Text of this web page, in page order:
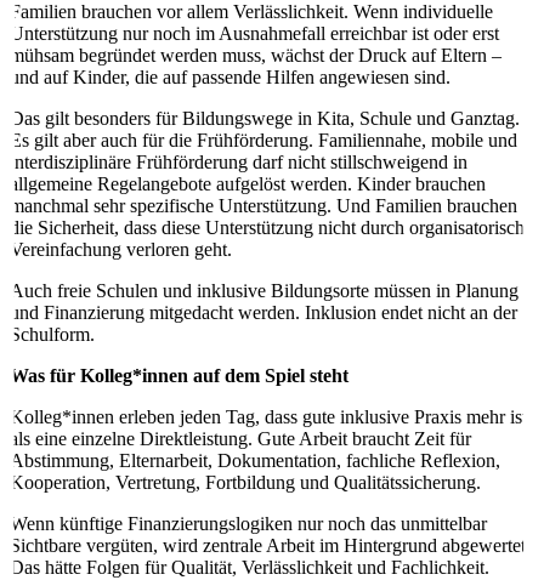
Familien brauchen vor allem Verlässlichkeit. Wenn individuelle
Unterstützung nur noch im Ausnahmefall erreichbar ist oder erst
mühsam begründet werden muss, wächst der Druck auf Eltern –
und auf Kinder, die auf passende Hilfen angewiesen sind.
Das gilt besonders für Bildungswege in Kita, Schule und Ganztag.
Es gilt aber auch für die Frühförderung. Familiennahe, mobile und
interdisziplinäre Frühförderung darf nicht stillschweigend in
allgemeine Regelangebote aufgelöst werden. Kinder brauchen
manchmal sehr spezifische Unterstützung. Und Familien brauchen
die Sicherheit, dass diese Unterstützung nicht durch organisatorische
Vereinfachung verloren geht.
Auch freie Schulen und inklusive Bildungsorte müssen in Planung
und Finanzierung mitgedacht werden. Inklusion endet nicht an der
Schulform.
Was für Kolleg*innen auf dem Spiel steht
Kolleg*innen erleben jeden Tag, dass gute inklusive Praxis mehr ist
als eine einzelne Direktleistung. Gute Arbeit braucht Zeit für
Abstimmung, Elternarbeit, Dokumentation, fachliche Reflexion,
Kooperation, Vertretung, Fortbildung und Qualitätssicherung.
Wenn künftige Finanzierungslogiken nur noch das unmittelbar
Sichtbare vergüten, wird zentrale Arbeit im Hintergrund abgewertet.
Das hätte Folgen für Qualität, Verlässlichkeit und Fachlichkeit.